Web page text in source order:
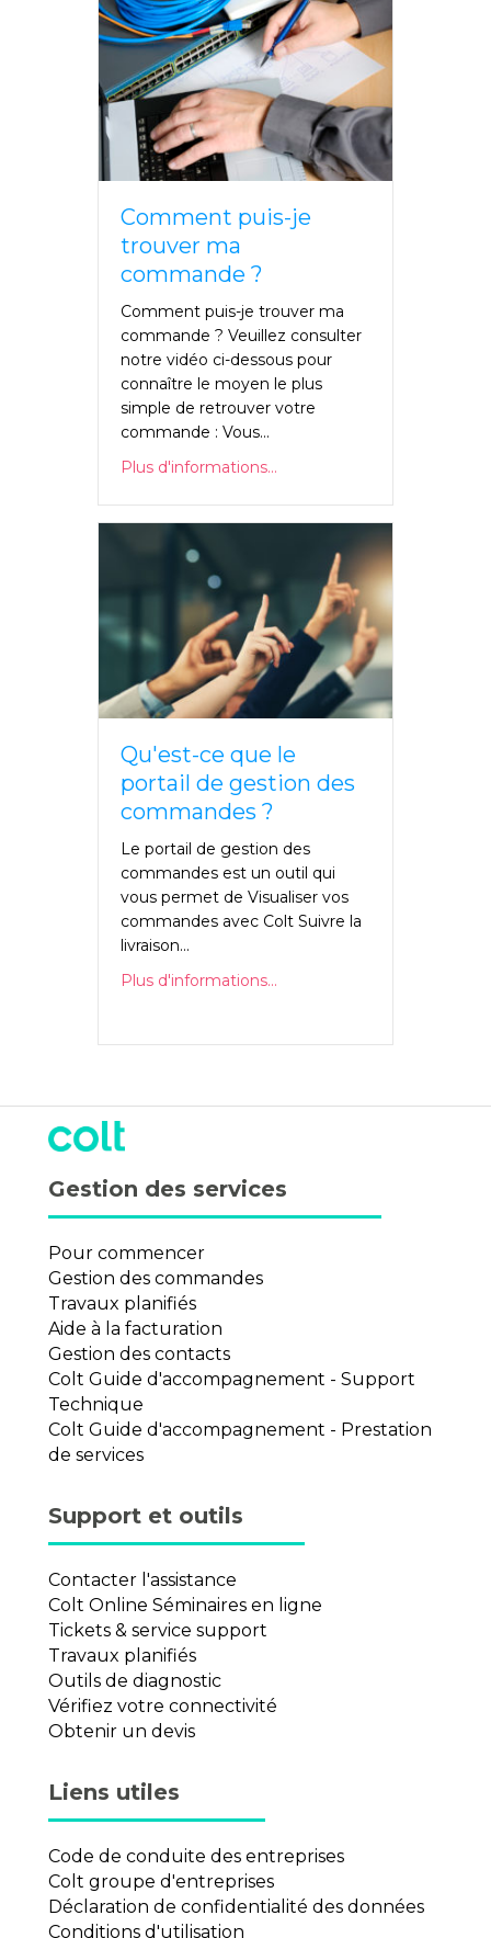
Comment puis-je
trouver ma
commande ?
Comment puis-je trouver ma
commande ? Veuillez consulter
notre vidéo ci-dessous pour
connaître le moyen le plus
simple de retrouver votre
commande : Vous...
Plus d'informations...
Qu'est-ce que le
portail de gestion des
commandes ?
Le portail de gestion des
commandes est un outil qui
vous permet de Visualiser vos
commandes avec Colt Suivre la
livraison...
Plus d'informations...
Gestion des services
Pour commencer
Gestion des commandes
Travaux planifiés
Aide à la facturation
Gestion des contacts
Colt Guide d'accompagnement - Support
Technique
Colt Guide d'accompagnement - Prestation
de services
Support et outils
Contacter l'assistance
Colt Online Séminaires en ligne
Tickets & service support
Travaux planifiés
Outils de diagnostic
Vérifiez votre connectivité
Obtenir un devis
Liens utiles
Code de conduite des entreprises
Colt groupe d'entreprises
Déclaration de confidentialité des données
Conditions d'utilisation